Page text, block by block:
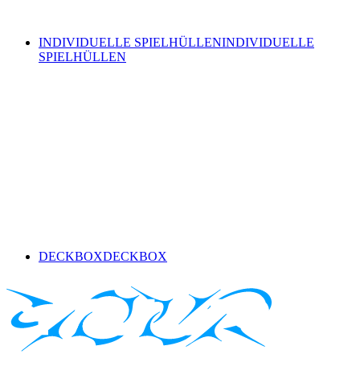
INDIVIDUELLE SPIELHÜLLENINDIVIDUELLE
SPIELHÜLLEN
DECKBOXDECKBOX